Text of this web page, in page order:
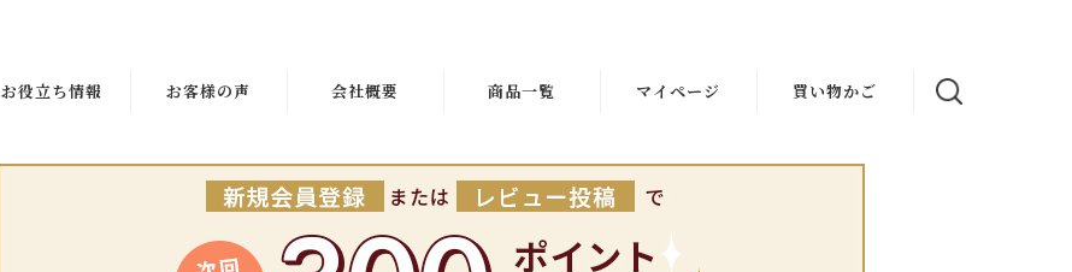
お役立ち情報 お客様の声 会社概要 商品一覧 マイページ 買い物かご